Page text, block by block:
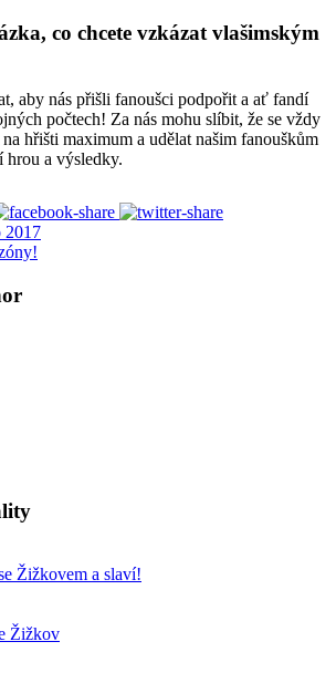
co chcete vzkázat vlašimským
aby nás přišli fanoušci podpořit a ať fandí
počtech! Za nás mohu slíbit, že se vždy
hřišti maximum a udělat našim fanouškům
hrou a výsledky.
2017
Žižkovem a slaví!
Žižkov